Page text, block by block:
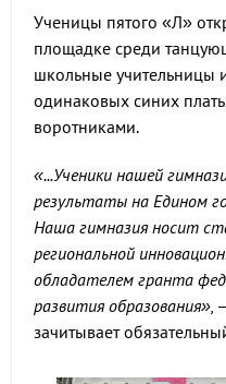
Ученицы пятого «Л»
площадке среди
школьные учительницы
одинаковых синих
воротниками.
«...Ученики нашей
результаты на Едином
Наша гимназия носит
региональной
обладателем гранта
развития образования»,
зачитывает